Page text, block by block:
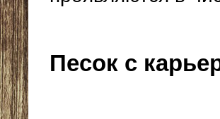
Песок с